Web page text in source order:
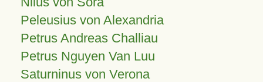
Peleusius von Alexandria
Petrus Andreas Challiau
Petrus Nguyen Van Luu
Saturninus von Verona